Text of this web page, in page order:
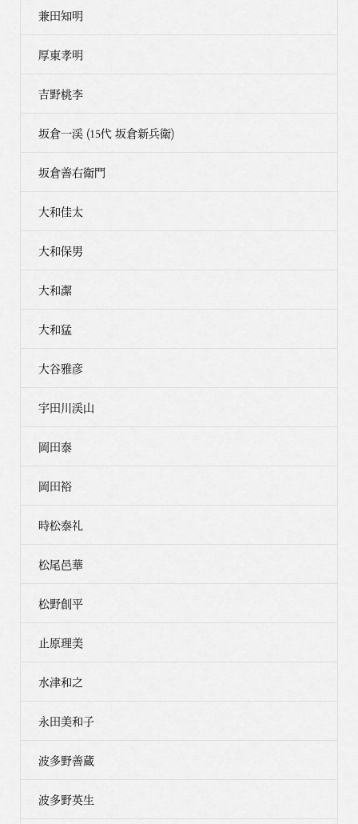
兼田知明
厚東孝明
吉野桃李
坂倉一渓 (15代 坂倉新兵衛)
坂倉善右衛門
大和佳太
大和保男
大和潔
大和猛
大谷雅彦
宇田川渓山
岡田泰
岡田裕
時松泰礼
松尾邑華
松野創平
止原理美
水津和之
永田美和子
波多野善蔵
波多野英生